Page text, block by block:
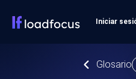
Iniciar
Glosario